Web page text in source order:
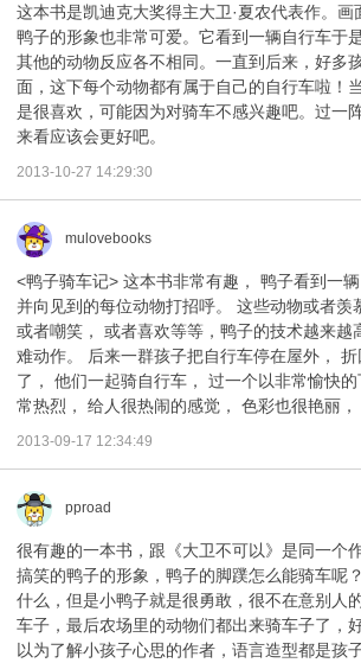
这本书是凯迪克大奖得主大卫·夏农代表作。画
鸭子的形象也非常可爱。它看到一辆自行车于
其他的动物反应各不相同。一直到后来，好多
面，这下每个动物都有属于自己的自行车啦！
是很喜欢，可能因为对骑车不感兴趣吧。过一
来看应该会更好吧。
2013-10-27 14:29:30
mulovebooks
<鸭子骑车记> 这本书非常有趣， 鸭子看到一
并向见到的每位动物打招呼。 这些动物或者羡
或者嘲笑， 或者喜欢等等，鸭子的技术越来越
难动作。 后来一群孩子把自行车停在屋外，
了， 他们一起骑自行车， 过一个以非常愉快
常热烈， 给人很热闹的感觉， 色彩也很艳丽，
2013-09-17 12:34:49
pproad
很有趣的一本书，跟《大卫不可以》是同一个
搞笑的鸭子的形象，鸭子的脚蹼怎么能骑车呢
什么，但是小鸭子就是很勇敢，很不在意别人
车子，最后农场里的动物们都出来骑车子了，
以为了解小孩子心思的作者，语言造型都是孩